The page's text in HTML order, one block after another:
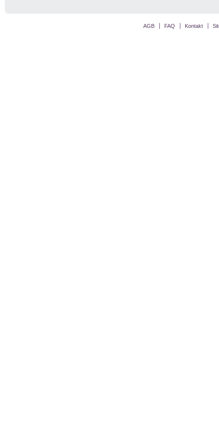
AGB FAQ Kontakt